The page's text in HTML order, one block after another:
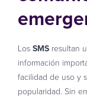
LosSMS resultan
información
facilidad de uso y
popularidad. Sin